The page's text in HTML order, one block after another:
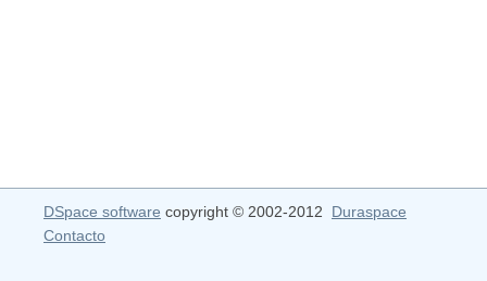
DSpace software copyright © 2002-2012 Duraspace
Contacto